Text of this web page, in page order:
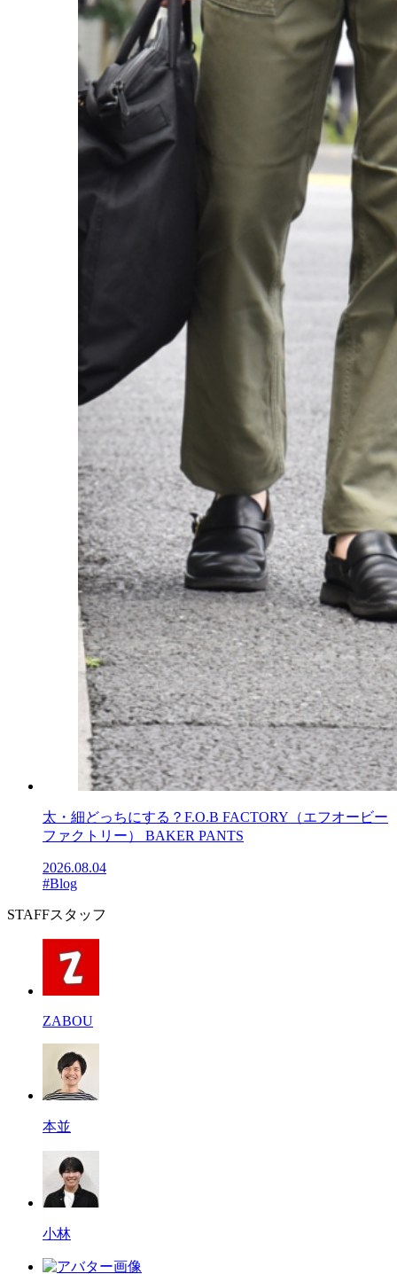
太・細どっちにする？F.O.B FACTORY（エフオービー
ファクトリー） BAKER PANTS
2026.08.04
#Blog
STAFFスタッフ
ZABOU
本並
小林